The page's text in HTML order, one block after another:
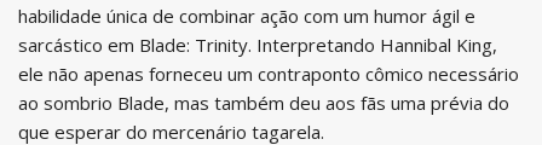
habilidade única de combinar ação com um humor ágil e
sarcástico em Blade: Trinity. Interpretando Hannibal King,
ele não apenas forneceu um contraponto cômico necessário
ao sombrio Blade, mas também deu aos fãs uma prévia do
que esperar do mercenário tagarela.